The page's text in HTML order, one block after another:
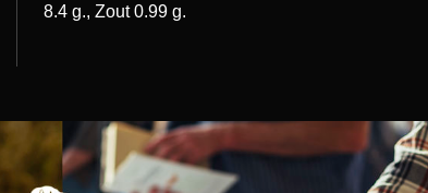
8.4 g., Zout 0.99 g.